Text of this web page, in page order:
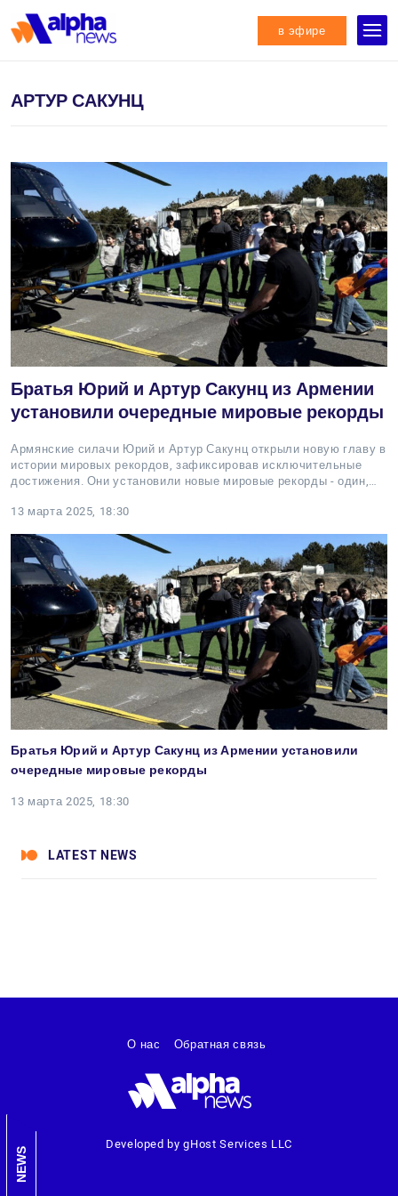
в эфире
АРТУР САКУНЦ
Братья Юрий и Артур Сакунц из Армении
установили очередные мировые рекорды
Армянские силачи Юрий и Артур Сакунц открыли новую главу в
истории мировых рекордов, зафиксировав исключительные
достижения. Они установили новые мировые рекорды - один,…
13 марта 2025, 18:30
Братья Юрий и Артур Сакунц из Армении установили
очередные мировые рекорды
13 марта 2025, 18:30
LATEST NEWS
NEWS
Developed by gHost Services LLC
О нас Обратная связь